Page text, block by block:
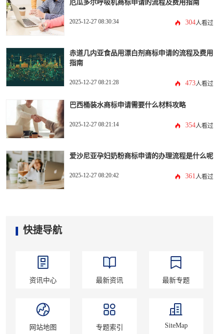
厄瓜多尔呼吸机商标申请的流程及费用指南
2025-12-27 08:30:34 304人看过
赤道几内亚食品用漂白剂商标申请的流程及费用
指南
2025-12-27 08:21:28 473人看过
巴西桶装水商标申请需要什么材料攻略
2025-12-27 08:21:14 354人看过
爱沙尼亚孕妇奶粉商标申请的办理流程是什么呢
2025-12-27 08:20:42 361人看过
快捷导航
资讯中心 最新资讯 最新专题
网站地图 专题索引 SiteMap